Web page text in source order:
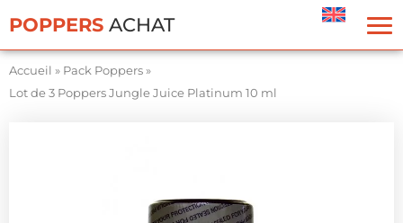
POPPERS ACHAT
Accueil » Pack Poppers»
Lot de 3 Poppers Jungle Juice Platinum 10 ml